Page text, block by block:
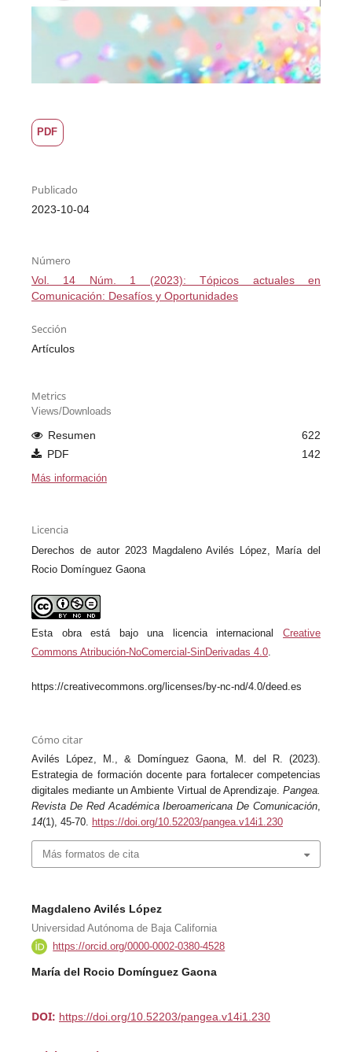
Magdaleno Avilés López
Universidad Autónoma de Baja California
https://orcid.org/0000-0002-0380-4528
María del Rocio Domínguez Gaona
DOI: https://doi.org/10.52203/pangea.v14i1.230
PDF
Publicado
2023-10-04
Número
Vol. 14 Núm. 1 (2023): Tópicos actuales en
Comunicación: Desafíos y Oportunidades
Sección
Artículos
Metrics
Views/Downloads
Resumen
622
PDF
142
Más información
Licencia
Derechos de autor 2023 Magdaleno Avilés López, María del
Rocio Domínguez Gaona
Esta obra está bajo una licencia internacionalCreative
Commons Atribución-NoComercial-SinDerivadas 4.0.
https://creativecommons.org/licenses/by-nc-nd/4.0/deed.es
Cómo citar
Avilés López, M., & Domínguez Gaona, M. del R. (2023).
Estrategia de formación docente para fortalecer competencias
digitales mediante un Ambiente Virtual de Aprendizaje.Pangea.
Revista De Red Académica Iberoamericana De Comunicación,
14(1), 45-70. https://doi.org/10.52203/pangea.v14i1.230
Más formatos de cita